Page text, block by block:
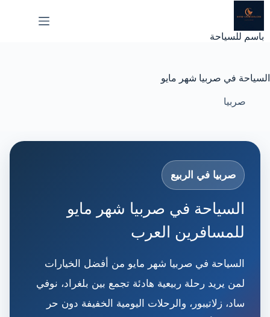
إلى
باسم للسياحة
السياحة في صربيا شهر مايو
صربيا
صربيا في الربيع
السياحة في صربيا شهر مايو
للمسافرين العرب
السياحة في صربيا شهر مايو من أفضل الخيارات
لمن يريد رحلة ربيعية هادئة تجمع بين بلغراد، نوفي
ساد، زلاتيبور، والرحلات اليومية الخفيفة دون حر